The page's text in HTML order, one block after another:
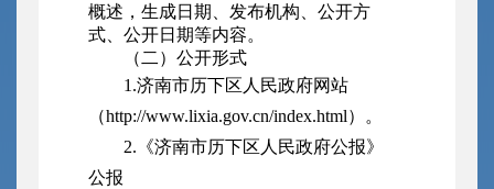
概述，生成日期、发布机构、公开方
式、公开日期等内容。
（二）公开形式
1.济南市历下区人民政府网站
（http://www.lixia.gov.cn/index.html）。
2.《济南市历下区人民政府公报》
公报